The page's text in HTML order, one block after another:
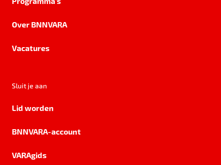
Over BNNVARA
Vacatures
Sluit je aan
Lid worden
BNNVARA-account
VARAgids